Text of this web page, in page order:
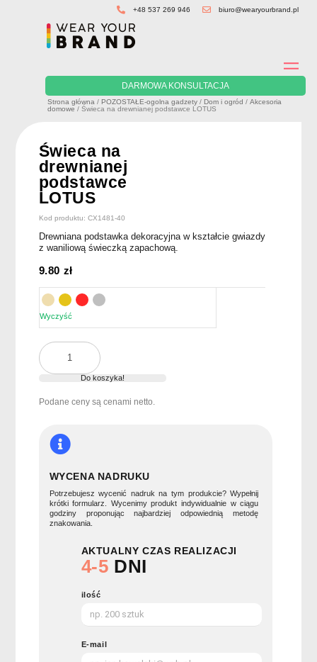
+48 537 269 946 biuro@wearyourbrand.pl
DARMOWA KONSULTACJA
Strona główna / POZOSTAŁE-ogolna gadzety / Dom i ogród /Akcesoria
domowe / Świeca na drewnianej podstawce LOTUS
Świeca na
drewnianej
podstawce
LOTUS
Kod produktu: CX1481-40
Drewniana podstawka dekoracyjna w kształcie gwiazdy
z waniliową świeczką zapachową.
9.80 zł
Wyczyść
ilość
Świeca
podstawce
Do koszyka!
Podane ceny są cenami netto.
WYCENA NADRUKU
Potrzebujesz wycenić nadruk na tym produkcie? Wypełnij
krótki formularz. Wycenimy produkt indywidualnie w ciągu
godziny proponując najbardziej odpowiednią metodę
znakowania.
AKTUALNY CZAS REALIZACJI
4-5 DNI
ilość
E-mail